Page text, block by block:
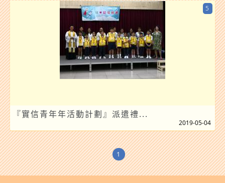
『實信青年年活動計劃』派遣禮...
5
2019-05-04
1